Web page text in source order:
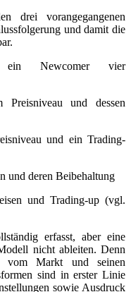
drei vorangegangenen
und damit die
Newcomer vier
und dessen
und ein Trading-
und deren Beibehaltung
und Trading-up (vgl.
erfasst, aber eine
nicht ableiten. Denn
Markt und seinen
sind in erster Linie
sowie Ausdruck